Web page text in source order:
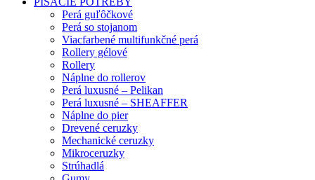
Perá guľôčkové
Perá so stojanom
Viacfarbené multifunkčné perá
Rollery gélové
Rollery
Náplne do rollerov
Perá luxusné – Pelikan
Perá luxusné – SHEAFFER
Náplne do pier
Drevené ceruzky
Mechanické ceruzky
Mikroceruzky
Strúhadlá